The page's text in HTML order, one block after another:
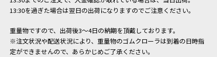
13:30を過ぎた場合は翌日の出荷になりますのでご注意ください。
重量物ですので、出荷後3～4日の納期を頂戴しております。
※注文状況や配送状況により、重量物のゴムクローラは到着の日時指
定ができませんので、あらかじめご了承ください。